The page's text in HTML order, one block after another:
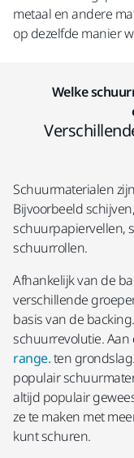
metaal en andere
op dezelfde manier
Welke
Schuurmaterialen
Bijvoorbeeld
schuurpapiervellen,
schuurrollen.
Afhankelijk van de
verschillende
basis van de
schuurrevolutie.
range.ten
populair
altijd populair
ze te maken met
kunt schuren.